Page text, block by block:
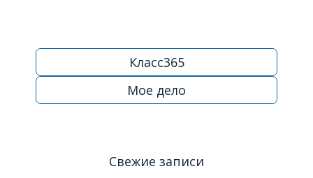
Класс365
Мое дело
Свежие записи